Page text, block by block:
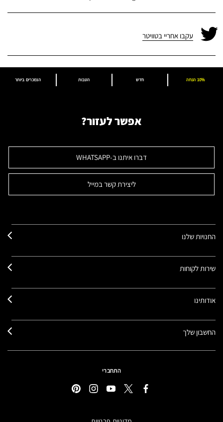
עקבו אחריי בטוויטר
הנמכרים ביותר הטבות חדש 10% הנחה
אפשר לעזור?
דברו איתנו ב-WHATSAPP
ליצירת קשר במייל
החנויות שלנו
שירות לקוחות
אודותינו
החשבון שלך
התחברי